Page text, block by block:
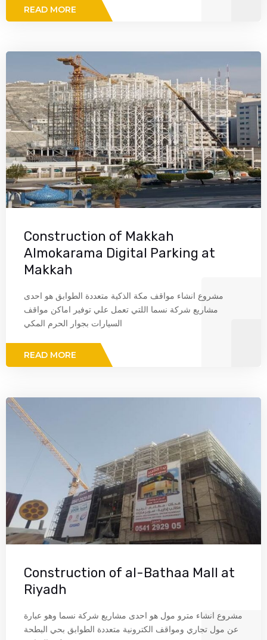
READ MORE
Construction of Makkah
Almokarama Digital Parking at
Makkah
مشروع انشاء مواقف مكة الذكية متعددة الطوابق هو احدى
مشاريع شركة نسما اللتي تعمل علي توفير اماكن مواقف
السيارات بجوار الحرم المكي
READ MORE
Construction of al-Bathaa Mall at
Riyadh
مشروع انشاء مترو مول هو احدى مشاريع شركة نسما وهو عبارة
عن مول تجاري ومواقف الكترونية متعددة الطوابق بحي البطحة